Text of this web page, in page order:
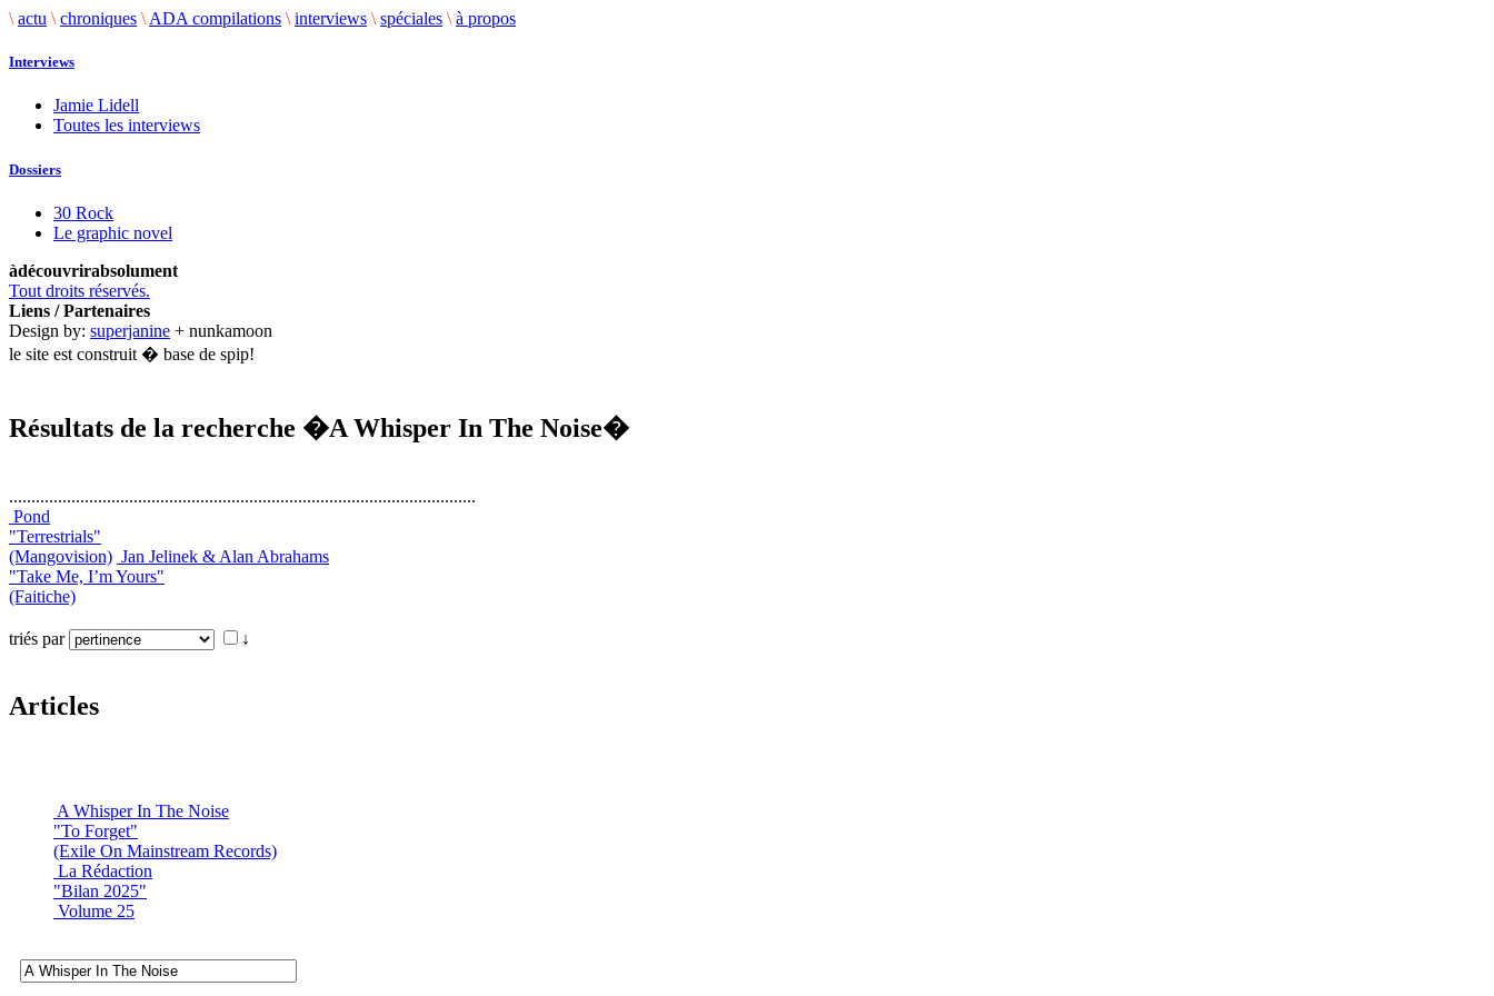
\ actu \ chroniques \ ADA compilations \ interviews \ spéciales \ à propos
Interviews
Jamie Lidell
Toutes les interviews
Dossiers
30 Rock
Le graphic novel
àdécouvrirabsolument
Tout droits réservés.
Liens / Partenaires
Design by: superjanine + nunkamoon
le site est construit � base de spip!
Résultats de la recherche �A Whisper In The Noise�
.........................................................................................................
Pond
"Terrestrials"
(Mangovision) Jan Jelinek & Alan Abrahams
"Take Me, I’m Yours"
(Faitiche)
triés par ↓
Articles
A Whisper In The Noise
"To Forget"
(Exile On Mainstream Records)
La Rédaction
"Bilan 2025"
Volume 25